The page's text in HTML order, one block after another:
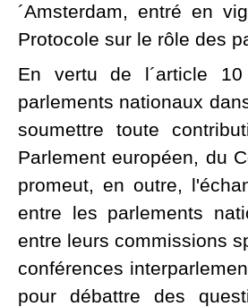
´Amsterdam, entré en
Protocole sur le rôle des
En vertu de l´article
parlements nationaux
soumettre toute
Parlement européen, du
promeut, en outre,
entre les parlements
entre leurs commissions
conférences
pour débattre des